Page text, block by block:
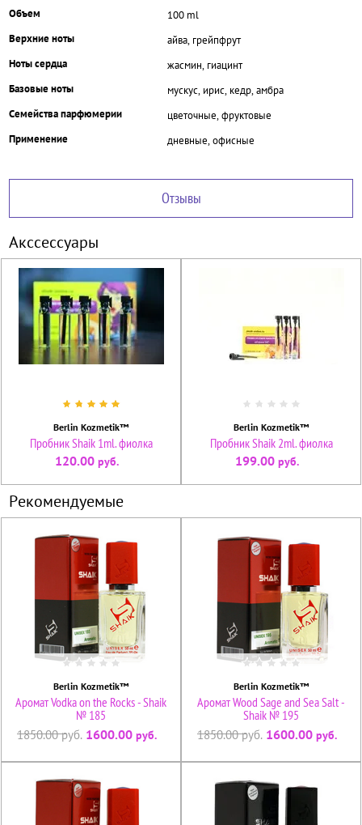
Объем
100 ml
Верхние ноты
айва, грейпфрут
Ноты сердца
жасмин, гиацинт
Базовые ноты
мускус, ирис, кедр, амбра
Семейства парфюмерии
цветочные, фруктовые
Применение
дневные, офисные
Отзывы
Акссессуары
Berlin Kozmetik™
Пробник Shaik 1ml. фиолка
120.00 руб.
Berlin Kozmetik™
Пробник Shaik 2ml. фиолка
199.00 руб.
Рекомендуемые
Berlin Kozmetik™
Аромат Vodka on the Rocks - Shaik
№ 185
1850.00руб. 1600.00 руб.
Berlin Kozmetik™
Аромат Wood Sage and Sea Salt -
Shaik № 195
1850.00руб. 1600.00 руб.